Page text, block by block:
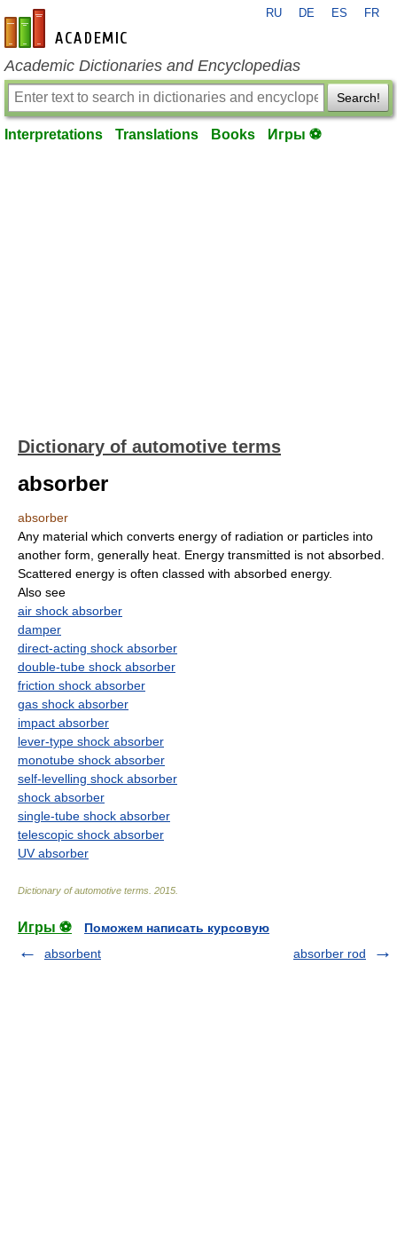
en-academic.com
RU DE ES FR
Academic Dictionaries and Encyclopedias
Search!
Interpretations Translations Books Игры ⚽
Dictionary of automotive terms
absorber
absorber
Any material which converts energy of radiation or particles into
another form, generally heat. Energy transmitted is not absorbed.
Scattered energy is often classed with absorbed energy.
Also see
air shock absorber
damper
direct-acting shock absorber
double-tube shock absorber
friction shock absorber
gas shock absorber
impact absorber
lever-type shock absorber
monotube shock absorber
self-levelling shock absorber
shock absorber
single-tube shock absorber
telescopic shock absorber
UV absorber
Dictionary of automotive terms 2015
Игры ⚽
Поможем написать курсовую
absorbent
absorber rod